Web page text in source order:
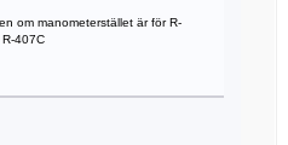
om manometerstället är för R-
407C